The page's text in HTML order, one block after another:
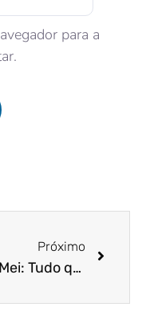
para a
Próximo
DAS Mei: Tudo que o prestador de serviço precisa saber